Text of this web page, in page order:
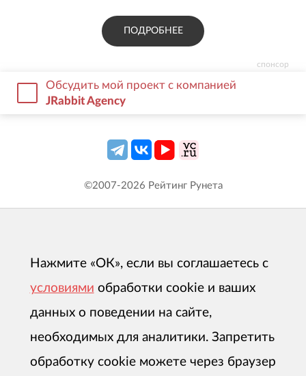
спонсор
ПОДРОБНЕЕ
Обсудить мой проект с компанией
JRabbit Agency
©2007-2026 Рейтинг Рунета
Нажмите «ОК», если вы соглашаетесь с
условиями обработки cookie и ваших
данных о поведении на сайте,
необходимых для аналитики. Запретить
обработку cookie можете через браузер